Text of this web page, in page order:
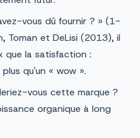
vous dû fournir ? » (1-
Toman et DeLisi (2013), il
que la satisfaction :
qu'un « wow ».
vous cette marque ?
organique à long